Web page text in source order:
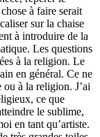
à faire serait
sur la chaise
à introduire de la
Les questions
à la religion. Le
en général. Ce ne
ou à la religion. Jʼai
ce que
le sublime,
en tant quʼartiste.